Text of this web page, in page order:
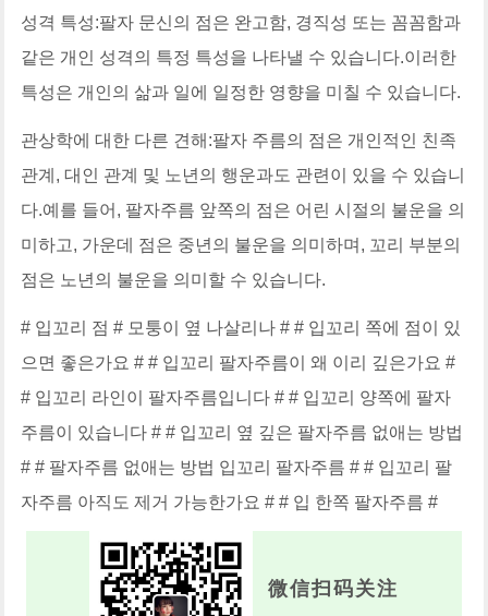
성격 특성:팔자 문신의 점은 완고함, 경직성 또는 꼼꼼함과
같은 개인 성격의 특정 특성을 나타낼 수 있습니다.이러한
특성은 개인의 삶과 일에 일정한 영향을 미칠 수 있습니다.
관상학에 대한 다른 견해:팔자 주름의 점은 개인적인 친족
관계, 대인 관계 및 노년의 행운과도 관련이 있을 수 있습니
다.예를 들어, 팔자주름 앞쪽의 점은 어린 시절의 불운을 의
미하고, 가운데 점은 중년의 불운을 의미하며, 꼬리 부분의
점은 노년의 불운을 의미할 수 있습니다.
# 입꼬리 점 # 모퉁이 옆 나살리나 # # 입꼬리 쪽에 점이 있
으면 좋은가요 # # 입꼬리 팔자주름이 왜 이리 깊은가요 #
# 입꼬리 라인이 팔자주름입니다 # # 입꼬리 양쪽에 팔자
주름이 있습니다 # # 입꼬리 옆 깊은 팔자주름 없애는 방법
# # 팔자주름 없애는 방법 입꼬리 팔자주름 # # 입꼬리 팔
자주름 아직도 제거 가능한가요 # # 입 한쪽 팔자주름 #
微信扫码关注